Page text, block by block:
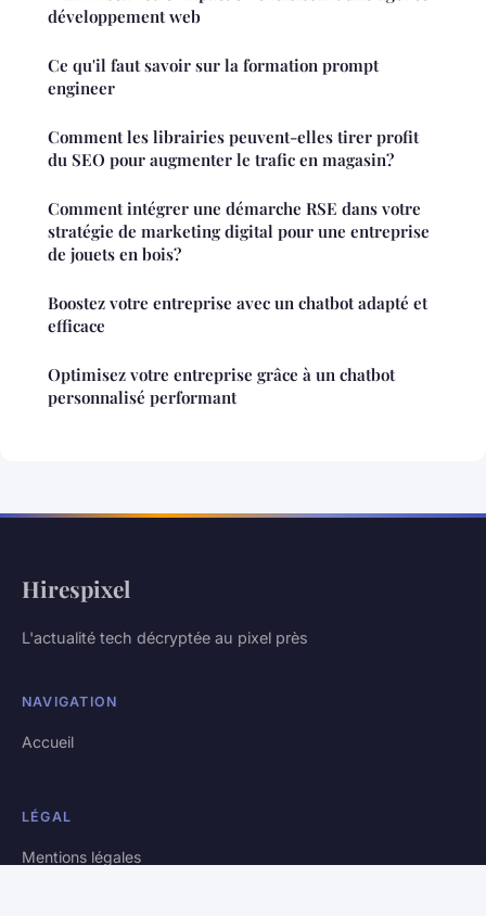
développement web
Ce qu'il faut savoir sur la formation prompt
engineer
Comment les librairies peuvent-elles tirer profit
du SEO pour augmenter le trafic en magasin?
Comment intégrer une démarche RSE dans votre
stratégie de marketing digital pour une entreprise
de jouets en bois?
Boostez votre entreprise avec un chatbot adapté et
efficace
Optimisez votre entreprise grâce à un chatbot
personnalisé performant
Hirespixel
L'actualité tech décryptée au pixel près
NAVIGATION
Accueil
LÉGAL
Mentions légales